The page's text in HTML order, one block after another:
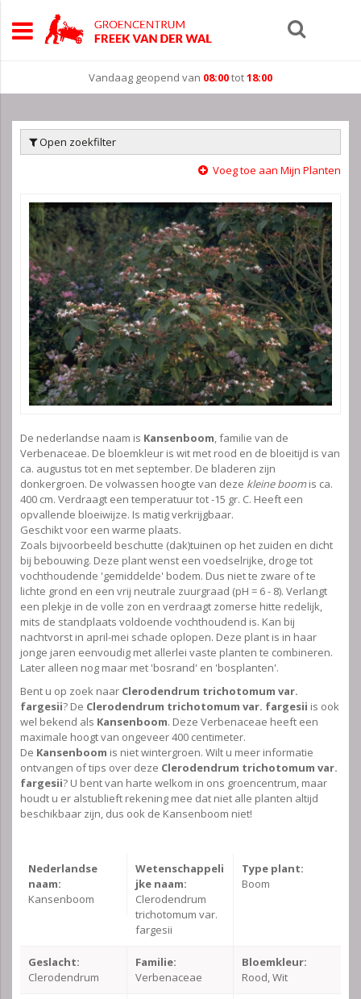
Vandaag geopend van 08:00tot18:00
Open zoekfilter
Voeg toe aan Mijn Planten
De nederlandse naam is Kansenboom, familie van de
Verbenaceae. De bloemkleur is wit met rood en de bloeitijd is van
ca. augustus tot en met september. De bladeren zijn
donkergroen. De volwassen hoogte van deze kleine boomis ca.
400 cm. Verdraagt een temperatuur tot -15 gr. C. Heeft een
opvallende bloeiwijze. Is matig verkrijgbaar.
Geschikt voor een warme plaats.
Zoals bijvoorbeeld beschutte (dak)tuinen op het zuiden en dicht
bij bebouwing. Deze plant wenst een voedselrijke, droge tot
vochthoudende 'gemiddelde' bodem. Dus niet te zware of te
lichte grond en een vrij neutrale zuurgraad (pH = 6 - 8). Verlangt
een plekje in de volle zon en verdraagt zomerse hitte redelijk,
mits de standplaats voldoende vochthoudend is. Kan bij
nachtvorst in april-mei schade oplopen. Deze plant is in haar
jonge jaren eenvoudig met allerlei vaste planten te combineren.
Later alleen nog maar met 'bosrand' en 'bosplanten'.
Bent u op zoek naar Clerodendrum trichotomum var.
fargesii? De Clerodendrum trichotomum var. fargesii is ook
wel bekend als Kansenboom. Deze Verbenaceae heeft een
maximale hoogt van ongeveer 400 centimeter.
De Kansenboom is niet wintergroen. Wilt u meer informatie
ontvangen of tips over deze Clerodendrum trichotomum var.
fargesii? U bent van harte welkom in ons groencentrum, maar
houdt u er alstublieft rekening mee dat niet alle planten altijd
beschikbaar zijn, dus ook de Kansenboom niet!
Nederlandse
naam:
Kansenboom
Wetenschappeli
jke naam:
Clerodendrum
trichotomum var.
fargesii
Type plant:
Boom
Geslacht:
Clerodendrum
Familie:
Verbenaceae
Bloemkleur:
Rood, Wit